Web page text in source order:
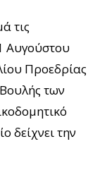
τις
Αυγούστου
Προεδρίας
των
δείχνει την